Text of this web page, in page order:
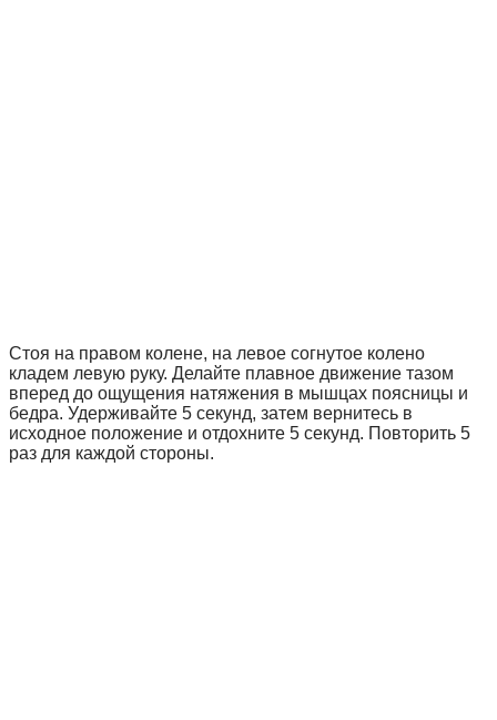
Стоя на правом колене, на левое согнутое колено
кладем левую руку. Делайте плавное движение тазом
вперед до ощущения натяжения в мышцах поясницы и
бедра. Удерживайте 5 секунд, затем вернитесь в
исходное положение и отдохните 5 секунд. Повторить 5
раз для каждой стороны.